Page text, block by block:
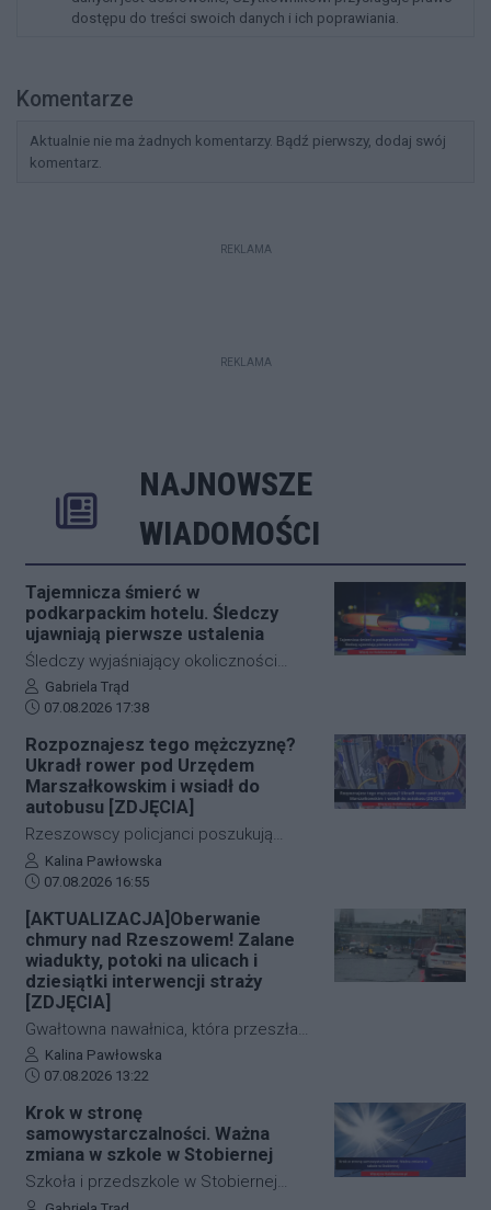
dostępu do treści swoich danych i ich poprawiania.
Komentarze
Aktualnie nie ma żadnych komentarzy. Bądź pierwszy, dodaj swój
komentarz.
REKLAMA
REKLAMA
NAJNOWSZE
WIADOMOŚCI
Tajemnicza śmierć w
podkarpackim hotelu. Śledczy
ujawniają pierwsze ustalenia
Śledczy wyjaśniający okoliczności
tragicznego zdarzenia na terenie
jednego z sanockich hoteli dysponują
już pierwszymi wnioskami medyków
sądowych. Z przeprowadzonej sekcji
zwłok 37-letniego mężczyzny wynika,
że na tym etapie postępowania nic nie
wskazuje na udział osób trzecich.
Autor artykułu:
Gabriela Trąd
Data dodania artykułu:
07.08.2026 17:38
Rozpoznajesz tego mężczyznę?
Ukradł rower pod Urzędem
Marszałkowskim i wsiadł do
autobusu [ZDJĘCIA]
Rzeszowscy policjanci poszukują
sprawcy kradzieży roweru marki Kross
o wartości około 1500 złotych. Do
zdarzenia doszło w ścisłym centrum
miasta – pod Urzędem
Marszałkowskim przy al. Cieplińskiego.
Złodziej ze skradzionym jednośladem
wsiadł do autobusu MPK linii 28. Jego
wizerunek zarejestrowały kamery
monitoringu, a policja apeluje o pomoc
w identyfikacji mężczyzny.
Autor artykułu:
Kalina Pawłowska
Data dodania artykułu:
07.08.2026 16:55
[AKTUALIZACJA]Oberwanie
chmury nad Rzeszowem! Zalane
wiadukty, potoki na ulicach i
dziesiątki interwencji straży
[ZDJĘCIA]
Gwałtowna nawałnica, która przeszła
nad Rzeszowem tuż po godzinie 12:00,
w kilka minut sparaliżowała ruch w
stolicy Podkarpacia. Przeistoczone w
rwące potoki ulice, zalane wiadukty i
wybijające studzienki kanalizacyjne
odcięły od świata kluczowe arterie.
Podkarpaccy strażacy wyjeżdżali do
Autor artykułu:
Kalina Pawłowska
Data dodania artykułu:
07.08.2026 13:22
Krok w stronę
samowystarczalności. Ważna
zmiana w szkole w Stobiernej
Szkoła i przedszkole w Stobiernej
przejdą technologiczną transformację,